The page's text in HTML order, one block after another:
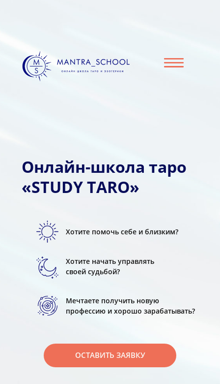
Онлайн-школа таро
«STUDY TARO»
Хотите помочь себе и близким?
Хотите начать управлять
своей судьбой?
Мечтаете получить новую
профессию и хорошо зарабатывать?
ОСТАВИТЬ ЗАЯВКУ